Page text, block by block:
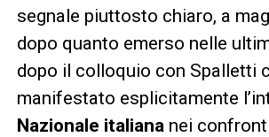
segnale piuttosto chiaro, a
dopo quanto emerso nelle
dopo il colloquio con Spalletti
manifestato esplicitamente
Nazionale italiananei